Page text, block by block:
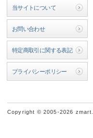
当サイトについて
お問い合わせ
特定商取引に関する表記
プライバシーポリシー
Copyright © 2005-2026